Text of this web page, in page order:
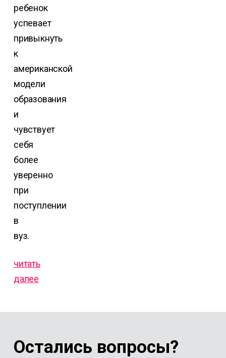
ребенок
успевает
привыкнуть
к
американской
модели
образования
и
чувствует
себя
более
уверенно
при
поступлении
в
вуз.
читать
далее
Остались вопросы?